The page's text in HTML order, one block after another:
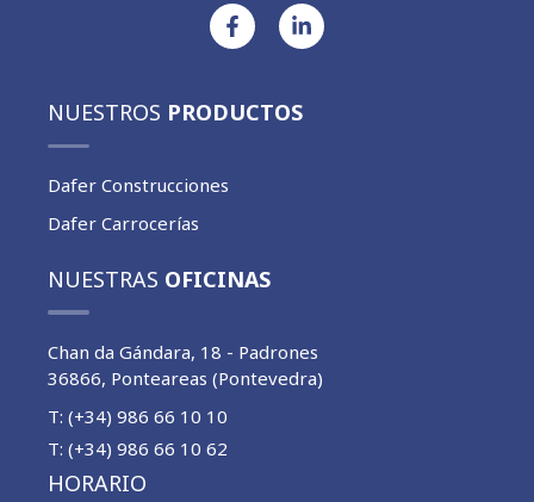
NUESTROS PRODUCTOS
Dafer Construcciones
Dafer Carrocerías
NUESTRAS OFICINAS
Chan da Gándara, 18 - Padrones
36866, Ponteareas (Pontevedra)
T: (+34) 986 66 10 10
T: (+34) 986 66 10 62
HORARIO